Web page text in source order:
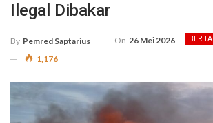
Ilegal Dibakar
BERITA
By Pemred Saptarius On 26 Mei 2026
1,176